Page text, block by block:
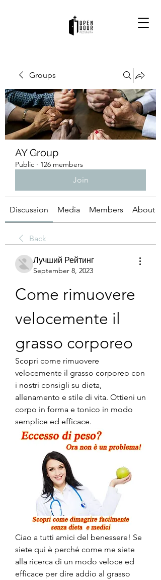
Groups
AY Group
Public · 126 members
Join
Discussion Media Members About
Back
Лучший Рейтинг
September 8, 2023
Come rimuovere
velocemente il
grasso corporeo
Scopri come rimuovere
velocemente il grasso corporeo con
i nostri consigli su dieta,
allenamento e stile di vita. Ottieni un
corpo in forma e tonico in modo
semplice ed efficace.
Ciao a tutti amici del benessere! Se
siete qui è perché come me siete
alla ricerca di un modo veloce ed
efficace per dire addio al grasso